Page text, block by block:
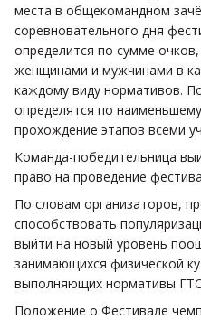
места в общекомандном
соревновательного дня
определится по сумме
женщинами и мужчинами в
каждому виду нормативов.
определятся по
прохождение этапов всеми
Команда-победительница
право на проведение
По словам организаторов,
способствовать
выйти на новый уровень
занимающихся физической
выполняющих нормативы
Положение о Фестивале